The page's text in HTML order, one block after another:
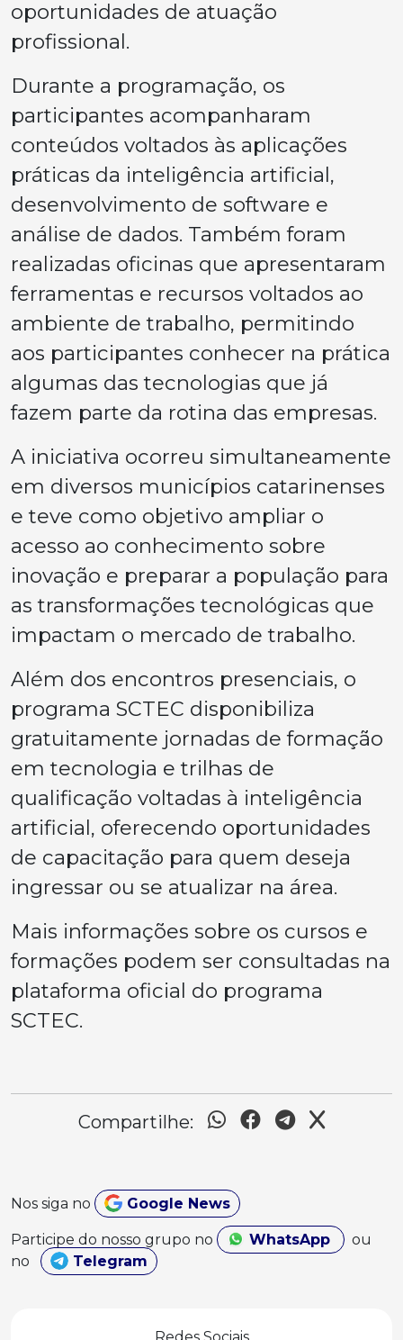
oportunidades de atuação
profissional.
Durante a programação, os
participantes acompanharam
conteúdos voltados às aplicações
práticas da inteligência artificial,
desenvolvimento de software e
análise de dados. Também foram
realizadas oficinas que apresentaram
ferramentas e recursos voltados ao
ambiente de trabalho, permitindo
aos participantes conhecer na prática
algumas das tecnologias que já
fazem parte da rotina das empresas.
A iniciativa ocorreu simultaneamente
em diversos municípios catarinenses
e teve como objetivo ampliar o
acesso ao conhecimento sobre
inovação e preparar a população para
as transformações tecnológicas que
impactam o mercado de trabalho.
Além dos encontros presenciais, o
programa SCTEC disponibiliza
gratuitamente jornadas de formação
em tecnologia e trilhas de
qualificação voltadas à inteligência
artificial, oferecendo oportunidades
de capacitação para quem deseja
ingressar ou se atualizar na área.
Mais informações sobre os cursos e
formações podem ser consultadas na
plataforma oficial do programa
SCTEC.
Compartilhe:
Nos siga no Google News
Participe do nosso grupo no WhatsApp
ou
no
Telegram
Redes Sociais